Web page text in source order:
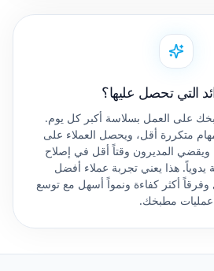
التي تحصل عليها؟
على العمل بسلاسة أكبر كل يوم.
متكررة أقل، ويحصل العملاء على
المديرون وقتاً أقل في إصلاح
يدوياً. هذا يعني تجربة عملاء أفضل
أكثر كفاءة ونمواً أسهل مع توسع
عمليات مطبخك.